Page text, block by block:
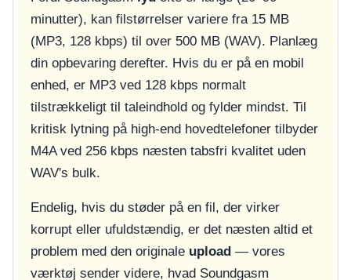
minutter), kan filstørrelser variere fra 15 MB
(MP3, 128 kbps) til over 500 MB (WAV). Planlæg
din opbevaring derefter. Hvis du er på en mobil
enhed, er MP3 ved 128 kbps normalt
tilstrækkeligt til taleindhold og fylder mindst. Til
kritisk lytning på high-end hovedtelefoner tilbyder
M4A ved 256 kbps næsten tabsfri kvalitet uden
WAV's bulk.
Endelig, hvis du støder på en fil, der virker
korrupt eller ufuldstændig, er det næsten altid et
problem med den originale upload— vores
værktøj sender videre, hvad Soundgasm